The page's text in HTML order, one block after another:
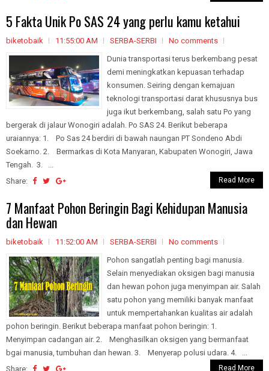
5 Fakta Unik Po SAS 24 yang perlu kamu ketahui
biketobaik 11:55:00 AM SERBA-SERBI
No comments
Dunia transportasi terus berkembang pesat
demi meningkatkan kepuasan terhadap
konsumen. Seiring dengan kemajuan
teknologi transportasi darat khususnya bus
juga ikut berkembang, salah satu Po yang
bergerak di jalaur Wonogiri adalah. Po SAS 24. Berikut beberapa
uraiannya: 1. Po Sas 24 berdiri di bawah naungan PT Sondeno Abdi
Soekarno. 2. Bermarkas di Kota Manyaran, Kabupaten Wonogiri, Jawa
Tengah. 3. ...
Share:
Read More
7 Manfaat Pohon Beringin Bagi Kehidupan Manusia
dan Hewan
biketobaik 11:52:00 AM SERBA-SERBI
No comments
Pohon sangatlah penting bagi manusia.
Selain menyediakan oksigen bagi manusia
dan hewan pohon juga menyimpan air. Salah
satu pohon yang memiliki banyak manfaat
untuk mempertahankan kualitas air adalah
pohon beringin. Berikut beberapa manfaat pohon beringin: 1.
Menyimpan cadangan air. 2. Menghasilkan oksigen yang bermanfaat
bgai manusia, tumbuhan dan hewan. 3. Menyerap polusi udara. 4. ...
Share:
Read More